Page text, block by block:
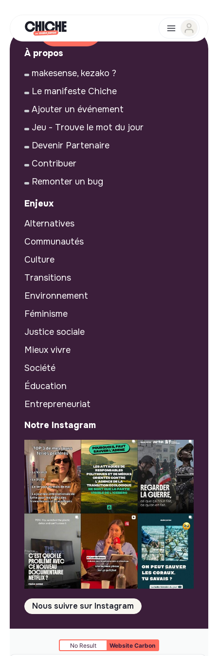
À propos
makesense, kezako ?
Le manifeste Chiche
Ajouter un événement
Jeu - Trouve le mot du jour
Devenir Partenaire
Contribuer
Remonter un bug
Enjeux
Alternatives
Communautés
Culture
Transitions
Environnement
Féminisme
Justice sociale
Mieux vivre
Société
Éducation
Entrepreneuriat
Notre Instagram
Nous suivre sur Instagram
No Result Website Carbon